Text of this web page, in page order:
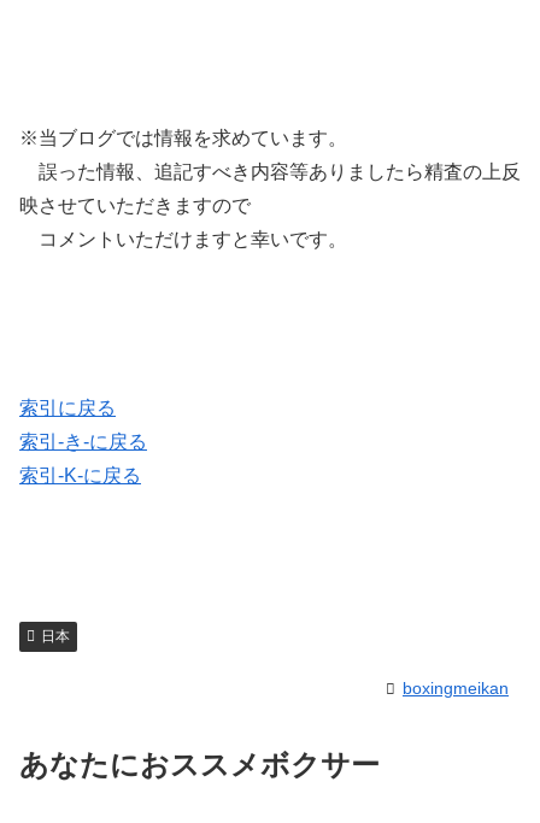
※当ブログでは情報を求めています。
誤った情報、追記すべき内容等ありましたら精査の上反
映させていただきますので
コメントいただけますと幸いです。
索引に戻る
索引-き-に戻る
索引-K-に戻る
日本
boxingmeikan
あなたにおススメボクサー